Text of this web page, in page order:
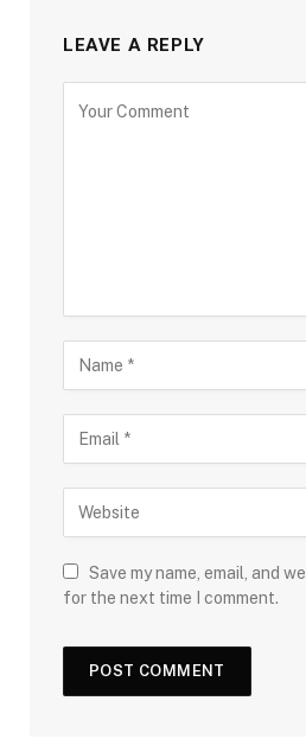
LEAVE A REPLY
Save my name, email, and
for the next time I comment.